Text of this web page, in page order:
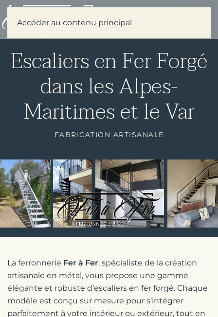
Accéder au contenu principal
Escaliers en Fer Forgé
dans les Alpes-
Maritimes et le Var
FABRICATION ARTISANALE
La ferronnerie Fer à Fer, spécialiste de la création
artisanale en métal, vous propose une gamme
élégante et robuste d’escaliers en fer forgé. Chaque
modèle est conçu sur mesure pour s’intégrer
parfaitement à votre intérieur ou extérieur, tout en